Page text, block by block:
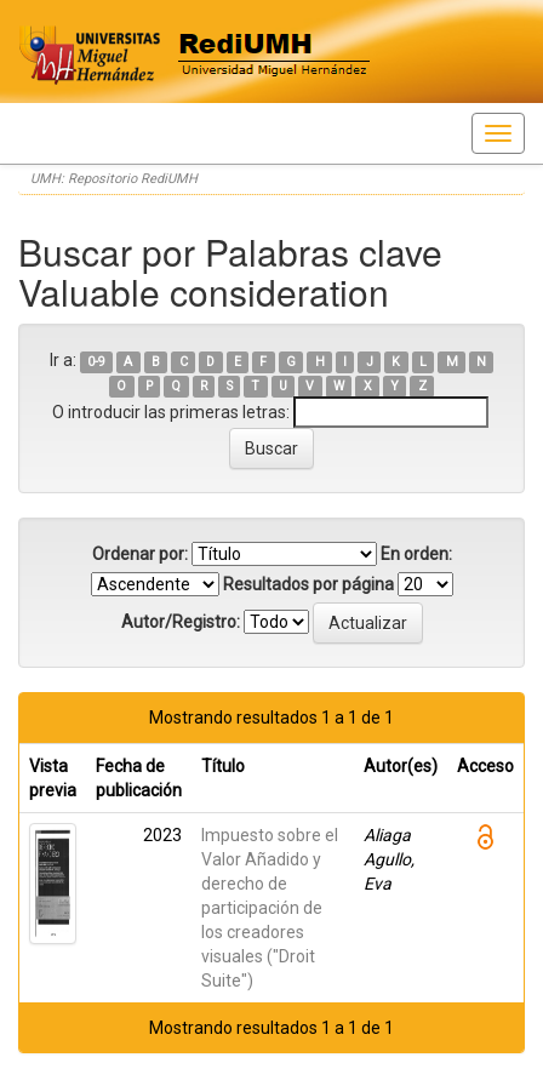
Skip
navigation
UMH: Repositorio RediUMH
Buscar por Palabras clave
Valuable consideration
Ir a: 0-9 A B C D E F G H I J K L M
N
O
P Q R S T U V W X Y Z
O introducir las primeras letras:
Ordenar por:
En orden:
Resultados por página
Autor/Registro:
Mostrando resultados 1 a 1 de 1
Vista
previa
Fecha de
publicación
Título Autor(es) Acceso
2023
Impuesto sobre el
Valor Añadido y
derecho de
participación de
los creadores
visuales ("Droit
Suite")
Aliaga
Agullo,
Eva
Mostrando resultados 1 a 1 de 1